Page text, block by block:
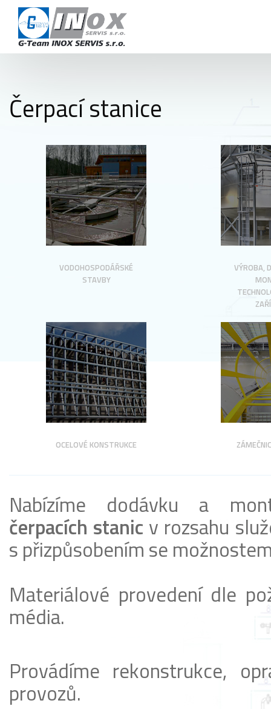
+420 724 978 115
Čerpací stanice
VODOHOSPODÁŘSKÉ
STAVBY
VÝROBA,
OCELOVÉ KONSTRUKCE
Nabízíme dodávku a
čerpacích stanic v rozsahu
s přizpůsobením se
Materiálové provedení dle
média.
Provádíme rekonstrukce,
provozů.